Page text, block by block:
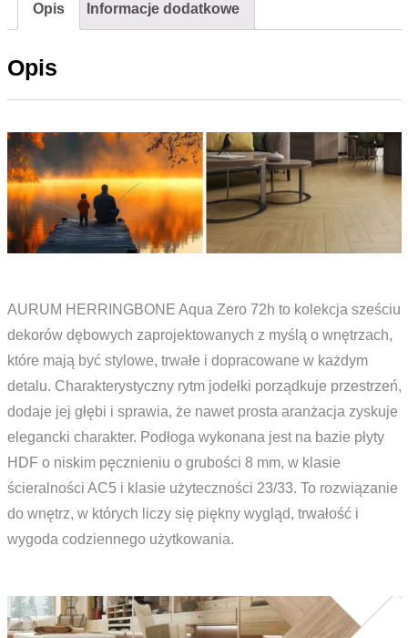
Opis Informacje dodatkowe
Opis
AURUM HERRINGBONE Aqua Zero 72h to kolekcja sześciu
dekorów dębowych zaprojektowanych z myślą o wnętrzach,
które mają być stylowe, trwałe i dopracowane w każdym
detalu. Charakterystyczny rytm jodełki porządkuje przestrzeń,
dodaje jej głębi i sprawia, że nawet prosta aranżacja zyskuje
elegancki charakter. Podłoga wykonana jest na bazie płyty
HDF o niskim pęcznieniu o grubości 8 mm, w klasie
ścieralności AC5 i klasie użyteczności 23/33. To rozwiązanie
do wnętrz, w których liczy się piękny wygląd, trwałość i
wygoda codziennego użytkowania.